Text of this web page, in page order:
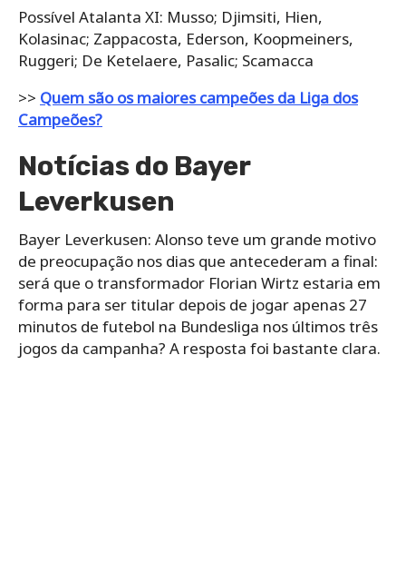
Possível Atalanta XI: Musso; Djimsiti, Hien,
Kolasinac; Zappacosta, Ederson, Koopmeiners,
Ruggeri; De Ketelaere, Pasalic; Scamacca
>> Quem são os maiores campeões da Liga dos
Campeões?
Notícias do Bayer
Leverkusen
Bayer Leverkusen: Alonso teve um grande motivo
de preocupação nos dias que antecederam a final:
será que o transformador Florian Wirtz estaria em
forma para ser titular depois de jogar apenas 27
minutos de futebol na Bundesliga nos últimos três
jogos da campanha? A resposta foi bastante clara.